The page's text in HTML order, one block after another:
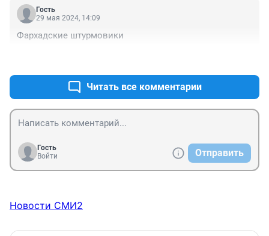
Гость
29 мая 2024, 14:09
Фархадские штурмовики
Читать все комментарии
Гость
Войти
Отправить
Новости СМИ2